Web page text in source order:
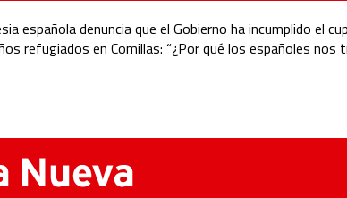
española denuncia que el Gobierno ha incumplido el
refugiados en Comillas: “¿Por qué los españoles nos